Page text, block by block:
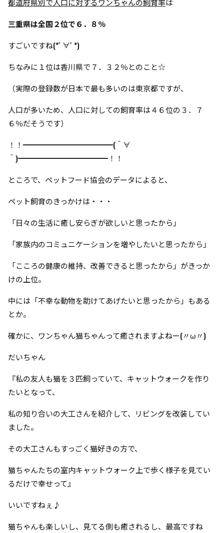
三重県は全国２位で６．８％
すごいですね(*ﾟ∀ﾟ*)
ちなみに１位は香川県で７．３２％とのこと☆
（実際の登録数が日本で最も多いのは東京都ですが、
人口が多いため、 人口に対しての飼育率は４６位の３．７
６％だそうです）
！！━━━━━━━━━━━━(＾∀
＾)━━━━━━━━━━━━！！
ところで、 ペットフード協会のデータによると、
ペット飼育のきっかけは・・・
「日々の生活に癒し安らぎが欲しいと思ったから」
「家族内のコミュニケーションを増やしたいと思ったから」
「こころの健康の維持、改善できると思ったから」 がきっか
けの上位。
中には「不幸な動物を助けてあげたいと思ったから」もある
とか。
確かに、ワンちゃん猫ちゃんって癒されますよねー(〃ω〃)
だいちゃん
『私の友人も猫を３匹飼っていて、キャットウォークを作り
たいとなって、
私の知り合いの大工さんを紹介して、リビングを改装してい
ました。
その大工さんもすっごく猫好きの方で、
猫ちゃんたちの室内キャットウォーク上で歩く様子を見てい
るだけで幸せって』
いいですねぇ♪
猫ちゃんも楽しいし、見てる側も癒されるし、 最高ですね